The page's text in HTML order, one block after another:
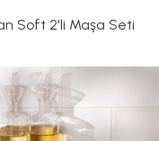
Soft 2'li Maşa Seti